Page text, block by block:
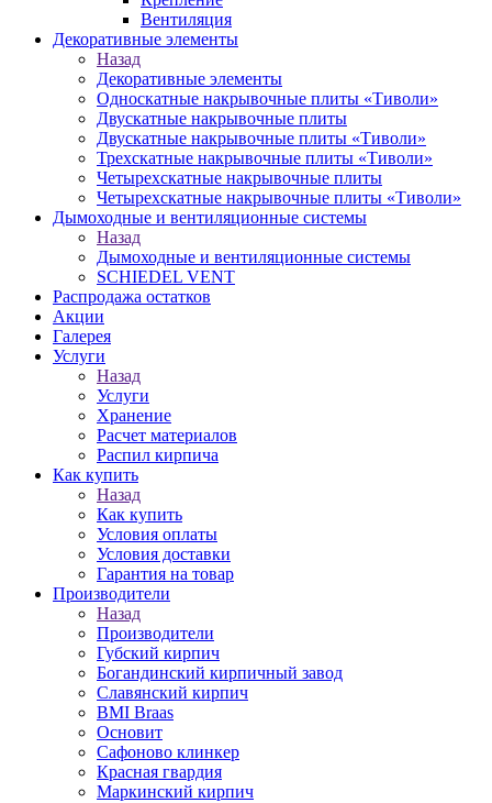
Вентиляция
Декоративные элементы
Назад
Декоративные элементы
Односкатные накрывочные плиты «Тиволи»
Двускатные накрывочные плиты
Двускатные накрывочные плиты «Тиволи»
Трехскатные накрывочные плиты «Тиволи»
Четырехскатные накрывочные плиты
Четырехскатные накрывочные плиты «Тиволи»
Дымоходные и вентиляционные системы
Назад
Дымоходные и вентиляционные системы
SCHIEDEL VENT
Распродажа остатков
Акции
Галерея
Услуги
Назад
Услуги
Хранение
Расчет материалов
Распил кирпича
Как купить
Назад
Как купить
Условия оплаты
Условия доставки
Гарантия на товар
Производители
Назад
Производители
Губский кирпич
Богандинский кирпичный завод
Славянский кирпич
BMI Braas
Основит
Сафоново клинкер
Красная гвардия
Маркинский кирпич